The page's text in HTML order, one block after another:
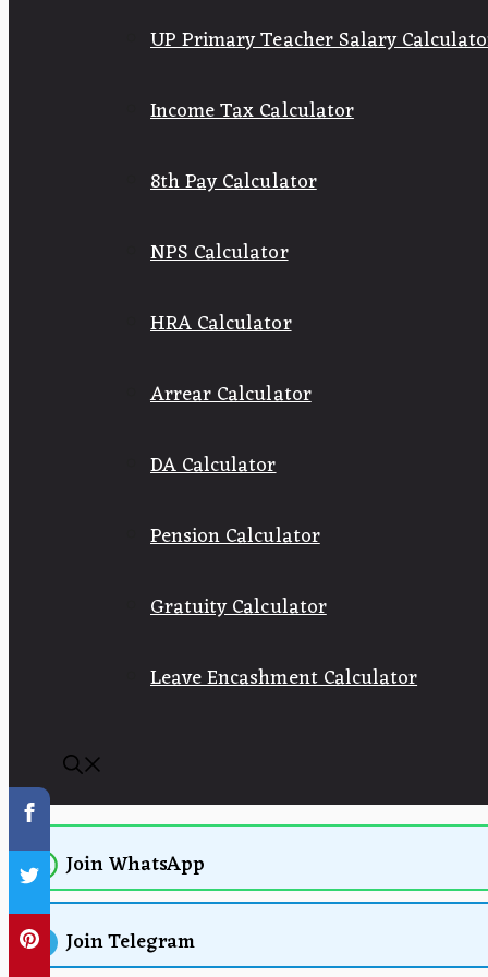
UP Primary Teacher Salary
Income Tax Calculator
8th Pay Calculator
NPS Calculator
HRA Calculator
Arrear Calculator
DA Calculator
Pension Calculator
Gratuity Calculator
Leave Encashment Calculator
Join WhatsApp
Join Telegram